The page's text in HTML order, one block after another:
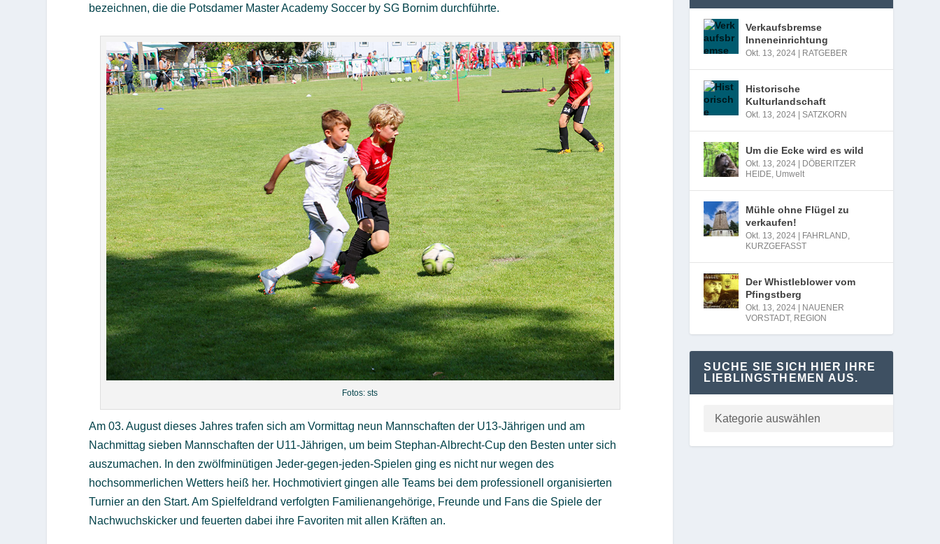
bezeichnen, die die Potsdamer Master Academy Soccer by SG Bornim durchführte.
Fotos: sts
Am 03. August dieses Jahres trafen sich am Vormittag neun Mannschaften der U13-Jährigen und am
Nachmittag sieben Mannschaften der U11-Jährigen, um beim Stephan-Albrecht-Cup den Besten unter sich
auszumachen. In den zwölfminütigen Jeder-gegen-jeden-Spielen ging es nicht nur wegen des
hochsommerlichen Wetters heiß her. Hochmotiviert gingen alle Teams bei dem professionell organisierten
Turnier an den Start. Am Spielfeldrand verfolgten Familienangehörige, Freunde und Fans die Spiele der
Nachwuchskicker und feuerten dabei ihre Favoriten mit allen Kräften an.
Verkaufsbremse
Inneneinrichtung
Okt. 13, 2024 RATGEBER
Historische
Kulturlandschaft
Okt. 13, 2024 |SATZKORN
Um die Ecke wird es wild
Okt. 13, 2024
DÖBERITZER
HEIDE, Umwelt
Mühle ohne Flügel zu
verkaufen!
Okt. 13, 2024 FAHRLAND,
KURZGEFASST
Der Whistleblower vom
Pfingstberg
Okt. 13, 2024
NAUENER
VORSTADT, REGION
SUCHE SIE SICH HIER IHRE
LIEBLINGSTHEMEN AUS.